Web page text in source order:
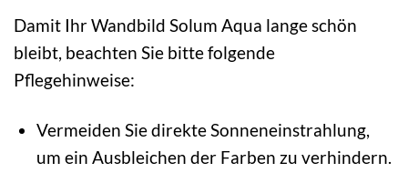
Damit Ihr Wandbild Solum Aqua lange schön
bleibt, beachten Sie bitte folgende
Pflegehinweise:
Vermeiden Sie direkte Sonneneinstrahlung,
um ein Ausbleichen der Farben zu verhindern.